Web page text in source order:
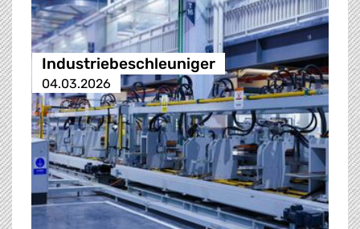
Industriebeschleuniger
04.03.2026